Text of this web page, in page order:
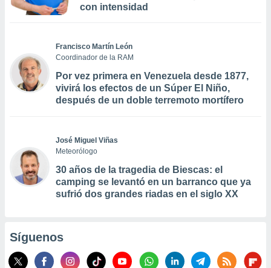
con intensidad
Francisco Martín León
Coordinador de la RAM
Por vez primera en Venezuela desde 1877,
vivirá los efectos de un Súper El Niño,
después de un doble terremoto mortífero
José Miguel Viñas
Meteorólogo
30 años de la tragedia de Biescas: el
camping se levantó en un barranco que ya
sufrió dos grandes riadas en el siglo XX
Síguenos